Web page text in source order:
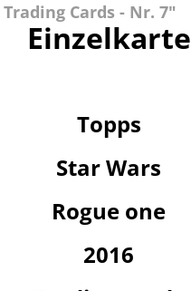
Cards - Nr. 7"
Einzelkarte
Topps
Star Wars
Rogue one
2016